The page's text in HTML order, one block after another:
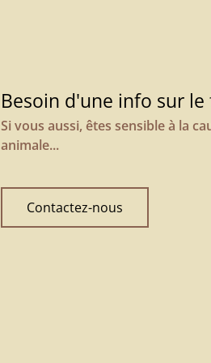
Besoin d'une info sur le
Si vous aussi, êtes sensible à la
animale...
Contactez-nous